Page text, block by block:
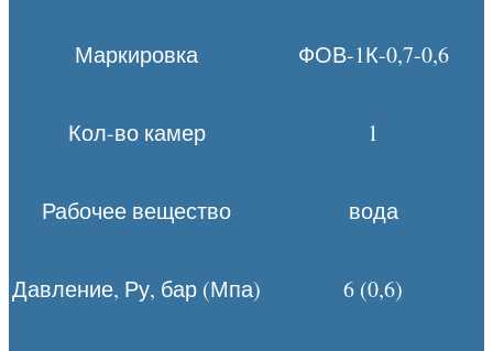
Маркировка ФОВ-1К-0,7-0,6
Кол-во камер 1
Рабочее вещество вода
Давление, Ру, бар (Мпа) 6 (0,6)